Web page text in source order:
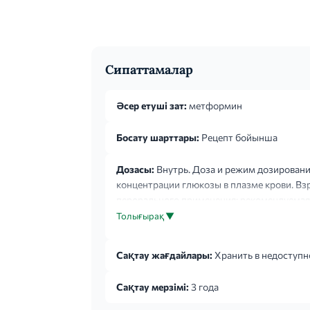
Сипаттамалар
Әсер етуші зат: метформин
Босату шарттары: Рецепт бойынша
Дозасы: Внутрь. Доза и режим
концентрации глюкозы в плазме крови.
приемов пищи. Через 10-15 дней после
Толығырақ ▼
Сақтау жағдайлары: Хранить в
Сақтау мерзімі: 3 года